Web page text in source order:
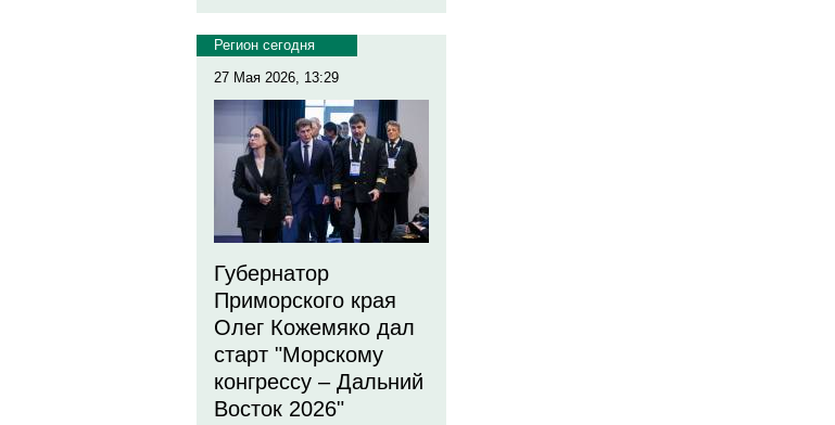
Регион сегодня
27 Мая 2026, 13:29
Губернатор
Приморского края
Олег Кожемяко дал
старт "Морскому
конгрессу – Дальний
Восток 2026"